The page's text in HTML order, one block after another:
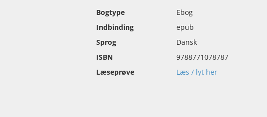
Bogtype
Ebog
Indbinding
epub
Sprog
Dansk
ISBN
9788771078787
Læseprøve
Læs / lyt her